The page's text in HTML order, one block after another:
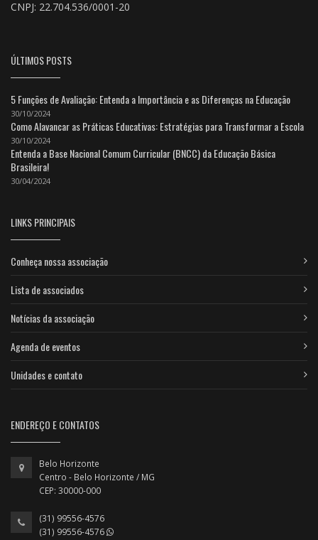
CNPJ: 22.704.536/0001-20
ÚLTIMOS POSTS
5 Funções de Avaliação: Entenda a Importância e as Diferenças na Educação
30/10/2024
Como Alavancar as Práticas Educativas: Estratégias para Transformar a Escola
30/10/2024
Entenda a Base Nacional Comum Curricular (BNCC) da Educação Básica
Brasileira!
30/04/2024
LINKS PRINCIPAIS
Conheça nossa associação
Lista de associados
Notícias da associação
Agenda de eventos
Unidades e contato
ENDEREÇO E CONTATOS
Belo Horizonte
Centro - Belo Horizonte / MG
CEP: 30000-000
(31) 99556-4576
(31) 99556-4576